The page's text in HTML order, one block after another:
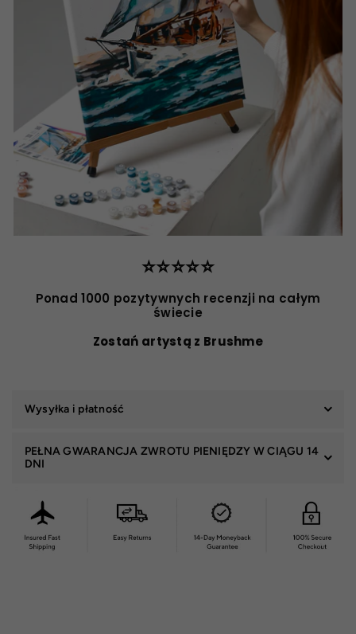
⭐️⭐️⭐️⭐️⭐️
Ponad 1000 pozytywnych recenzji na całym
świecie
Zostań artystą z Brushme
Wysyłka i płatność
PEŁNA GWARANCJA ZWROTU PIENIĘDZY W CIĄGU 14
DNI